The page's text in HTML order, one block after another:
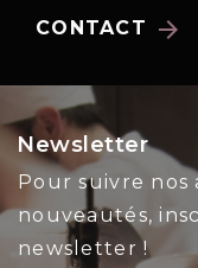
CONTACT arrow_forward
Newsletter
Pour suivre
nouveautés,
newsletter !